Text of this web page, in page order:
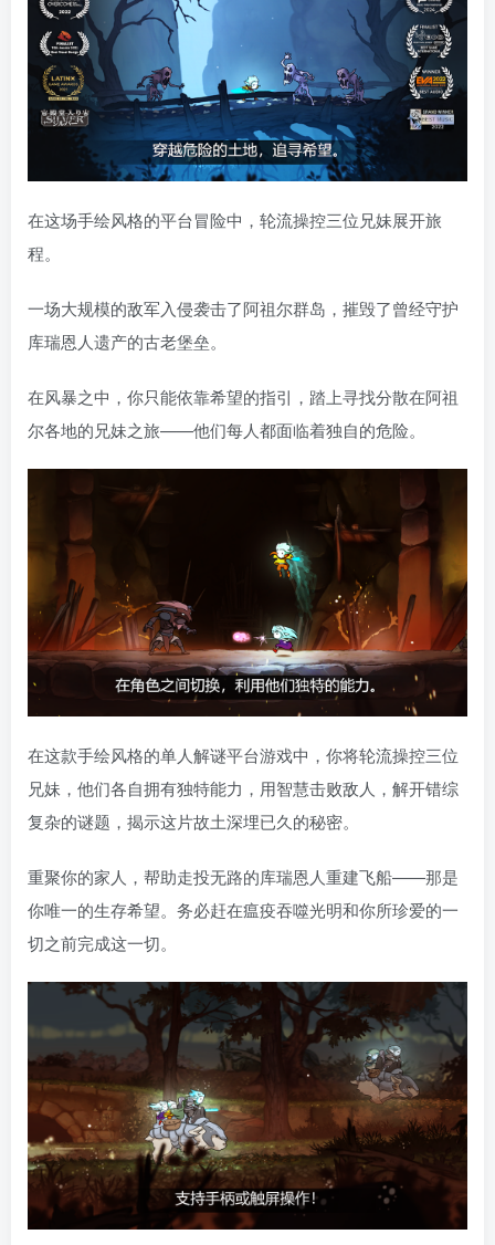
在这场手绘风格的平台冒险中，轮流操控三位兄妹展开旅
程。
一场大规模的敌军入侵袭击了阿祖尔群岛，摧毁了曾经守护
库瑞恩人遗产的古老堡垒。
在风暴之中，你只能依靠希望的指引，踏上寻找分散在阿祖
尔各地的兄妹之旅——他们每人都面临着独自的危险。
在这款手绘风格的单人解谜平台游戏中，你将轮流操控三位
兄妹，他们各自拥有独特能力，用智慧击败敌人，解开错综
复杂的谜题，揭示这片故土深埋已久的秘密。
重聚你的家人，帮助走投无路的库瑞恩人重建飞船——那是
你唯一的生存希望。务必赶在瘟疫吞噬光明和你所珍爱的一
切之前完成这一切。